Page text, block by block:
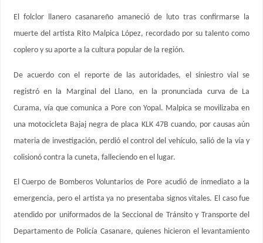
El folclor llanero casanareño amaneció de luto tras confirmarse la
muerte del artista Rito Malpica López, recordado por su talento como
coplero y su aporte a la cultura popular de la región.
De acuerdo con el reporte de las autoridades, el siniestro vial se
registró en la Marginal del Llano, en la pronunciada curva de La
Curama, vía que comunica a Pore con Yopal. Malpica se movilizaba en
una motocicleta Bajaj negra de placa KLK 47B cuando, por causas aún
materia de investigación, perdió el control del vehículo, salió de la vía y
colisionó contra la cuneta, falleciendo en el lugar.
El Cuerpo de Bomberos Voluntarios de Pore acudió de inmediato a la
emergencia, pero el artista ya no presentaba signos vitales. El caso fue
atendido por uniformados de la Seccional de Tránsito y Transporte del
Departamento de Policía Casanare, quienes hicieron el levantamiento